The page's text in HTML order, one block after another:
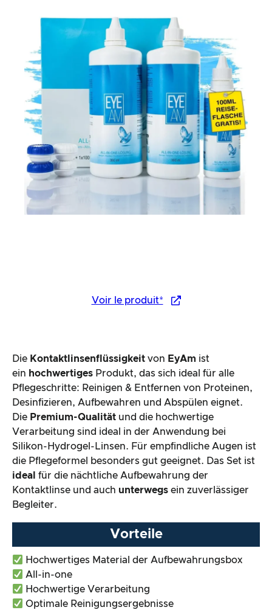
Voir le produit*
Die Kontaktlinsenflüssigkeit von EyAm ist
ein hochwertiges Produkt, das sich ideal für alle
Pflegeschritte: Reinigen & Entfernen von Proteinen,
Desinfizieren, Aufbewahren und Abspülen eignet.
Die Premium-Qualität und die hochwertige
Verarbeitung sind ideal in der Anwendung bei
Silikon-Hydrogel-Linsen. Für empfindliche Augen ist
die Pflegeformel besonders gut geeignet. Das Set ist
ideal für die nächtliche Aufbewahrung der
Kontaktlinse und auch unterwegs ein zuverlässiger
Begleiter.
Vorteile
Hochwertiges Material der Aufbewahrungsbox
All-in-one
Hochwertige Verarbeitung
Optimale Reinigungsergebnisse